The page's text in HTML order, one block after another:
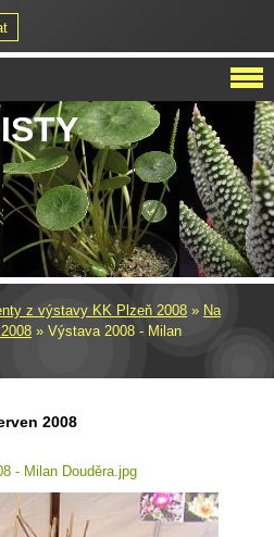
z výstavy KK Plzeň 2008 » Na
» Výstava 2008 - Milan
2008
- Milan Douděra.jpg